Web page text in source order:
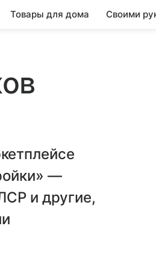
Товары для дома Своими
—
и другие,